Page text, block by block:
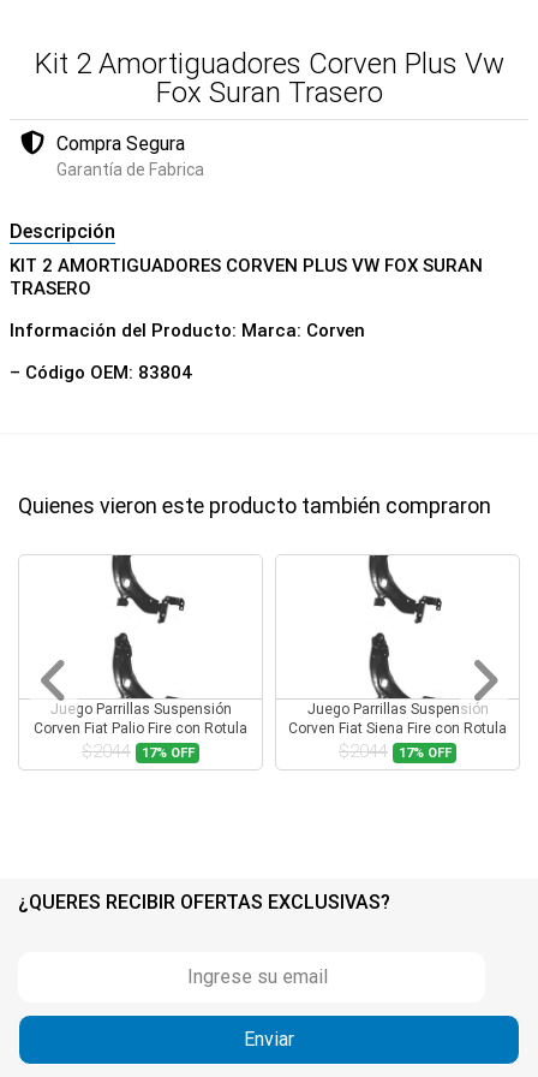
Kit 2 Amortiguadores Corven Plus Vw
Fox Suran Trasero
Compra Segura
Garantía de Fabrica
Descripción
KIT 2 AMORTIGUADORES CORVEN PLUS VW FOX SURAN
TRASERO
Información del Producto: Marca: Corven
– Código OEM: 83804
Quienes vieron este producto también compraron
Juego Parrillas Suspensión
Corven Fiat Palio Fire con Rotula
$2044 17% OFF
Juego Parrillas Suspensión
Corven Fiat Siena Fire con Rotula
$2044 17% OFF
¿QUERES RECIBIR OFERTAS EXCLUSIVAS?